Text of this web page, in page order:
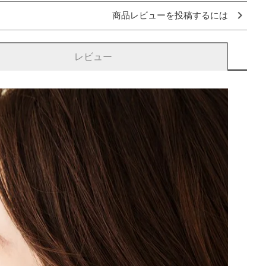
商品レビューを投稿するには
レビュー